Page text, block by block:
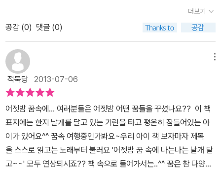
꿈속에서 또 꿈을 꾸고 있는 걸 깨달을 때가 있단다.어머, 나도 그래!
그럴땐 엄청 재밌지? 아주 빨리 달리는데 몸은 아주 천천히 움직이는
이 페이지가 뱀처럼 이리저리 글자들이 기어다니고(!) 있어서 아이들
의 책읽기 재미를 한층 더 높여주는것같아요. 이 책은 그림이 예뻐서
미술활동할때 활용한다거나, 꿈속에서 우리는 무엇이든 될수있고 할
수 있다는 이야기로 잠들기 싫어한다거나 무서운 꿈을 꾼 친구들을
달랠수 있는 방법으로도 이용하면 좋을것같단 생각이 들었답니다.
범이가 잠들기전에 이 책을 읽어줘봤으니, 내일 아침에는 어떤꿈을
꾸었나 살짝 들어봐야겠네요 ^^
서 숨을 쉴 수도 있고이 별 저 별을 왔다 갔다 할 수도 있어요.꿈속에
서는 뭐든지 할 수 있답니다. ^ ^ 색감이 무척 밝고 그림풍이 예뻐요.
글자도 꿈을 꾸는것처럼 곡선을 이루고 있구요.한 번씩 둘째는 잠을
자다가 씩 웃거나 소리내어 웃을때가 있어요.꿈에서 무슨 즐거운 일
이 있을까 싶어저도 함께 웃곤 하는데요, 꿈을 꿀 수 있어서 밤에 잠자
는 게 아주 신난다고 책에서는 이야기하고 있습니다.꿈속에서 갖가지
모습과 이야기를만날 수 있기 때문에 꿈을 꾸는 아이들은 행복하지
요.이 책은 잠자리에 들기 전에 기분 좋은 꿈을 꾸라며아이에게 읽어
주기에 참 좋으네요.기분좋은 꿈을 꾸는것은 건강하다는 또 하나의
사실일 수 있잖아요.좋은꿈, 건강한꿈이 아이에게 찾아오기를 바라며
오늘 밤에도 잠자리 책으로 이 책 읽어주어야겠네요. ~~ ^ ^
더보기
공감 (0) 댓글 (0)
적묵당 2013-07-06
어젯밤 꿈속에... 여러분들은 어젯밤 어떤 꿈들을 꾸셨나요?? 이 책
표지에는 한지 날개를 달고 있는 기린을 타고 평온히 잠들어있는 아
이가 있어요^^ 꿈속 여행중인가봐요~우리 아이 책 보자마자 제목
을 스스로 읽고는 노래부터 불러요 '어젯밤 꿈 속에 나는나는 날개 달
고~~' 모두 연상되시죠?? 책 속으로 들어가서는..^^ 꿈은 참 다양하